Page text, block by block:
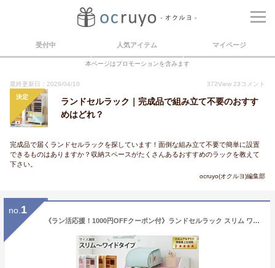
受付中 人気アイテム マイページ
本ページはプロモーションを含みます
最終更新日：2026/04/10 372View 23 コメント
決定
ランドセルラック｜完成品で組み立て不要のおすす
めはどれ？
完成品で届くランドセルラックを探しています！面倒な組み立て不要で簡単に設置
できるものはありますか？収納スペースがたくさんあるおすすめのラックを教えて
下さい。
ocruyo(オクルヨ)編集部
no. 1
《ラン活応援！1000円OFFクーポン付》ランドセルラック スリム ワイド キャスター付き 完成品 日本製 かわいい カラフル 低ホルマリン キッズ収納 子供用 子供部屋 収納 棚 チェスト 入園 入学準備 新生活 スリム キャスター付き ニッセン nissen